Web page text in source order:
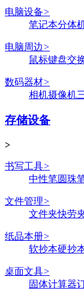
电脑设备>
笔记本分体
电脑周边>
鼠标键盘交
数码器材>
相机摄像机
存储设备
>
书写工具>
中性笔圆珠
文件管理>
文件夹快劳
纸品本册>
软抄本硬抄
桌面文具>
固体计算器